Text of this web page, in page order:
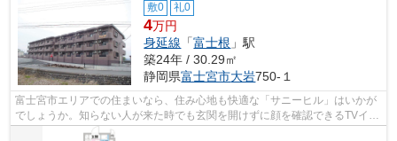
敷0 礼0
4万円
身延線 「富士根 」駅
築24年 / 30.29㎡
静岡県富士宮市大岩750-１
富士宮市エリアでの住まいなら、住み心地も快適な「サニーヒル」はいかが
でしょうか。知らない人が来た時でも玄関を開けずに顔を確認できるTVイン
ターホンが付いております。バスルー...